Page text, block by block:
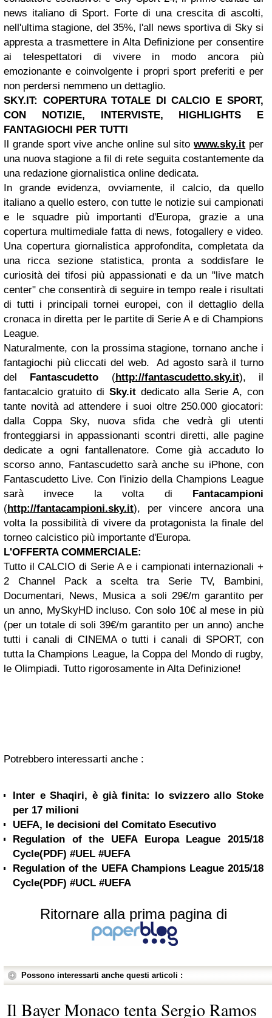
news italiano di Sport. Forte di una crescita di ascolti,
nell'ultima stagione, del 35%, l'all news sportiva di Sky si
appresta a trasmettere in Alta Definizione per consentire
ai telespettatori di vivere in modo ancora più
emozionante e coinvolgente i propri sport preferiti e per
non perdersi nemmeno un dettaglio.
SKY.IT: COPERTURA TOTALE DI CALCIO E SPORT,
CON NOTIZIE, INTERVISTE, HIGHLIGHTS E
FANTAGIOCHI PER TUTTI
Il grande sport vive anche online sul sitowww.sky.it per
una nuova stagione a fil di rete seguita costantemente da
una redazione giornalistica online dedicata.
In grande evidenza, ovviamente, il calcio, da quello
italiano a quello estero, con tutte le notizie sui campionati
e le squadre più importanti d'Europa, grazie a una
copertura multimediale fatta di news, fotogallery e video.
Una copertura giornalistica approfondita, completata da
una ricca sezione statistica, pronta a soddisfare le
curiosità dei tifosi più appassionati e da un "live match
center" che consentirà di seguire in tempo reale i risultati
di tutti i principali tornei europei, con il dettaglio della
cronaca in diretta per le partite di Serie A e di Champions
League.
Naturalmente, con la prossima stagione, tornano anche i
fantagiochi più cliccati del web. Ad agosto sarà il turno
del Fantascudetto (http://fantascudetto.sky.it), il
fantacalcio gratuito di Sky.it dedicato alla Serie A, con
tante novità ad attendere i suoi oltre 250.000 giocatori:
dalla Coppa Sky, nuova sfida che vedrà gli utenti
fronteggiarsi in appassionanti scontri diretti, alle pagine
dedicate a ogni fantallenatore. Come già accaduto lo
scorso anno, Fantascudetto sarà anche su iPhone, con
Fantascudetto Live. Con l'inizio della Champions League
sarà invece la volta di Fantacampioni
(http://fantacampioni.sky.it), per vincere ancora una
volta la possibilità di vivere da protagonista la finale del
torneo calcistico più importante d'Europa.
L'OFFERTA COMMERCIALE:
Tutto il CALCIO di Serie A e i campionati internazionali +
2 Channel Pack a scelta tra Serie TV, Bambini,
Documentari, News, Musica a soli 29€/m garantito per
un anno, MySkyHD incluso. Con solo 10€ al mese in più
(per un totale di soli 39€/m garantito per un anno) anche
tutti i canali di CINEMA o tutti i canali di SPORT, con
tutta la Champions League, la Coppa del Mondo di rugby,
le Olimpiadi. Tutto rigorosamente in Alta Definizione!
Potrebbero interessarti anche :
Inter e Shaqiri, è già finita: lo svizzero allo Stoke
per 17 milioni
UEFA, le decisioni del Comitato Esecutivo
Regulation of the UEFA Europa League 2015/18
Cycle(PDF) #UEL #UEFA
Regulation of the UEFA Champions League 2015/18
Cycle(PDF) #UCL #UEFA
Ritornare alla prima pagina di
Possono interessarti anche questi articoli :
Il Bayer Monaco tenta Sergio Ramos